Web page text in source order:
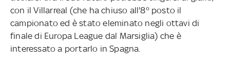
con il Villarreal (che ha chiuso all'8° posto il
campionato ed è stato eleminato negli ottavi di
finale di Europa League dal Marsiglia) che è
interessato a portarlo in Spagna.